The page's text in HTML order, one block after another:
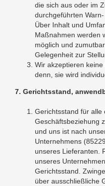
die sich aus oder im
durchgeführten
Über Inhalt und
Maßnahmen werden
möglich und
Gelegenheit zur
Wir akzeptieren
denn, sie wird
7. Gerichtsstand,
Gerichtsstand für alle
Geschäftsbeziehung
und uns ist nach
Unternehmens
unseres Lieferanten.
unseres
Gerichtsstand.
über ausschließliche